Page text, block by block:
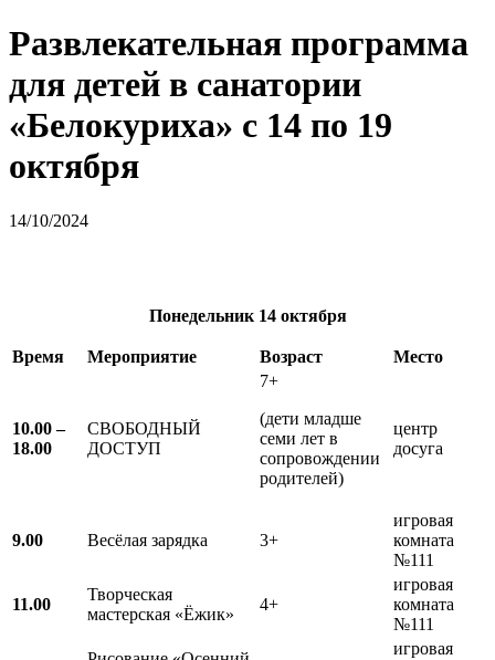
Развлекательная программа
для детей в санатории
«Белокуриха» с 14 по 19
октября
14/10/2024
Понедельник 14 октября
Время Мероприятие Возраст Место
10.00 –
18.00
СВОБОДНЫЙ
ДОСТУП
7+
(дети младше
семи лет в
сопровождении
родителей)
центр
досуга
9.00 Весёлая зарядка 3+
игровая
комната
№111
11.00
Творческая
мастерская «Ёжик»
4+
игровая
комната
№111
игровая